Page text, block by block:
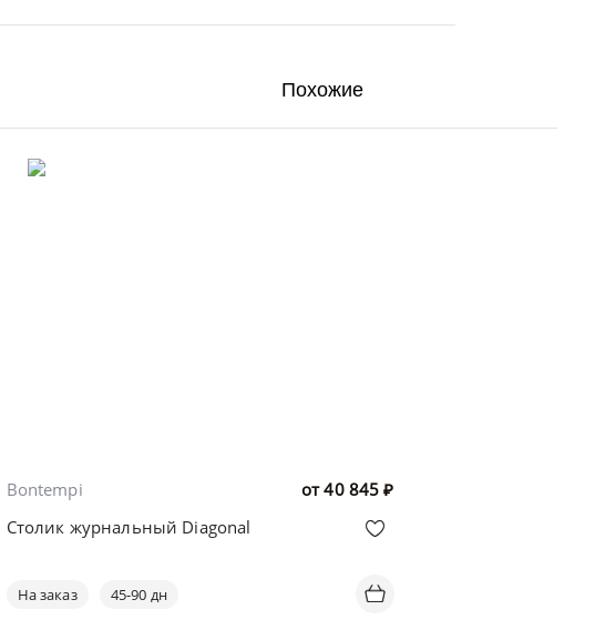
от40 845 ₽
Bontempi
Столик журнальный Diagonal
На заказ 45-90 дн
Похожие